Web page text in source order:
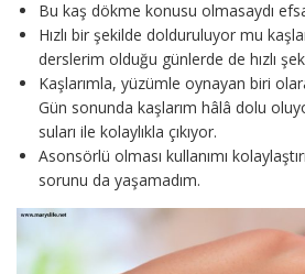
Bu kaş dökme konusu olmasaydı
Hızlı bir şekilde dolduruluyor mu
derslerim olduğu günlerde de hızlı
Kaşlarımla, yüzümle oynayan biri
Gün sonunda kaşlarım hâlâ dolu
suları ile kolaylıkla çıkıyor.
Asonsörlü olması kullanımı
sorunu da yaşamadım.